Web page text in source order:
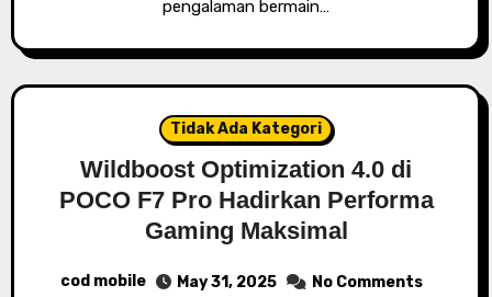
pengalaman bermain…
Tidak Ada Kategori
Wildboost Optimization 4.0 di
POCO F7 Pro Hadirkan Performa
Gaming Maksimal
cod mobile May 31, 2025 No Comments